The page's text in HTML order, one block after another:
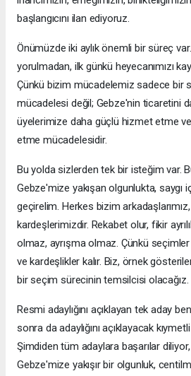
başlangıcını ilan ediyoruz.
Önümüzde iki aylık önemli bir süreç
yorulmadan, ilk günkü heyecanımızı
Çünkü bizim mücadelemiz sadece bir
mücadelesi değil; Gebze'nin ticaretini
üyelerimize daha güçlü hizmet etme
etme mücadelesidir.
Bu yolda sizlerden tek bir isteğim var.
Gebze'mize yakışan olgunlukta, saygı
geçirelim. Herkes bizim arkadaşlarımız,
kardeşlerimizdir. Rekabet olur, fikir
olmaz, ayrışma olmaz. Çünkü
ve kardeşlikler kalır. Biz, örnek
bir seçim sürecinin temsilcisi olacağız.
Resmi adaylığını açıklayan tek aday
sonra da adaylığını açıklayacak
Şimdiden tüm adaylara başarılar
Gebze'mize yakışır bir olgunluk,